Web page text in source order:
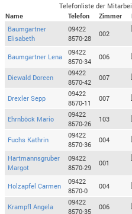
Telefonliste der
Name
Telefon Zimmer
Baumgartner
Elisabeth
09422
8570-28
002
Baumgartner Lena
09422
8570-34
006
Diewald Doreen
09422
8570-42
007
Drexler Sepp
09422
8570-11
007
Ehrnböck Mario
09422
8570-26
103
Fuchs Kathrin
09422
8570-36
004
Hartmannsgruber
Margot
09422
8570-29
001
Holzapfel Carmen
09422
8570-0
004
Krampfl Angela
09422
8570-35
006